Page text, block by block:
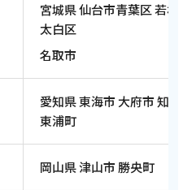
年4月24日
チャン】亮と優の静
か？：2026年 富士市
ウィメンズマラソン
4月26日 8:00~ 放送
宮城県 仙台市青葉区 若林
太白区
名取市
愛知県 東海市 大府市 知
東浦町
岡山県 津山市 勝央町